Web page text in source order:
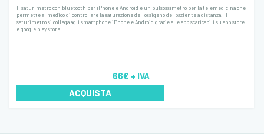
Il saturimetro con bluetooth per iPhone e Android è un pulsossimetro per la telemedicina che
permette al medico di controllare la saturazione dell'ossigeno del paziente a distanza. Il
saturimetro si collega agli smartphone iPhone e Android grazie alle app scaricabili su app store
e google play store.
66€ + IVA
ACQUISTA